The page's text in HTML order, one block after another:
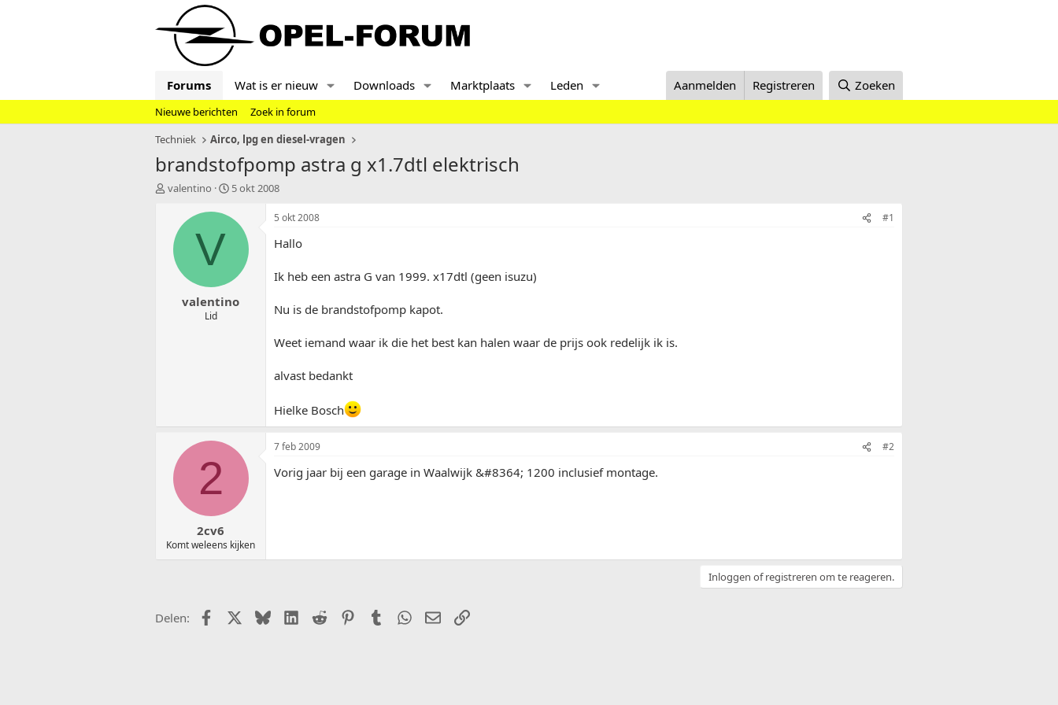
Forums Wat is er nieuw Downloads Marktplaats Leden Aanmelden Registreren Zoeken
Nieuwe berichten
Zoek in forum
Techniek
Airco, lpg en diesel-vragen
brandstofpomp astra g x1.7dtl elektrisch
T
valentino
S
a
u
5 okt 2008
V
valentino
Lid
5 okt 2008 #1
Hallo
Ik heb een astra G van 1999. x17dtl (geen isuzu)
Nu is de brandstofpomp kapot.
Weet iemand waar ik die het best kan halen waar de prijs ook redelijk ik is.
alvast bedankt
Hielke Bosch
2
2cv6
Komt weleens kijken
7 feb 2009 #2
Vorig jaar bij een garage in Waalwijk &#8364; 1200 inclusief montage.
Inloggen of registreren om te reageren.
Delen: FacebookX (Twitter)
BlueskyLinkedIn
Reddit PinterestTumblr WhatsApp
E-mailLink